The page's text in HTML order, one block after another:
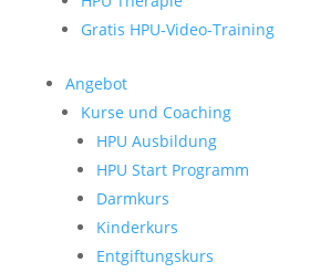
Gratis HPU-Video-Training
Angebot
Kurse und Coaching
HPU Ausbildung
HPU Start Programm
Darmkurs
Kinderkurs
Entgiftungskurs